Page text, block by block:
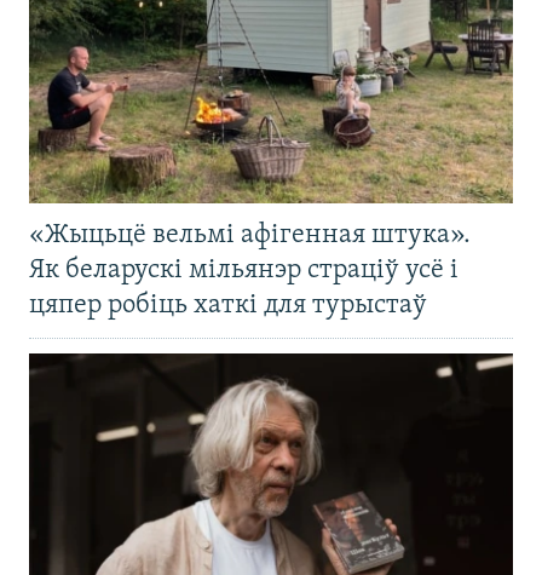
«Жыцьцё вельмі афігенная штука».
Як беларускі мільянэр страціў усё і
цяпер робіць хаткі для турыстаў